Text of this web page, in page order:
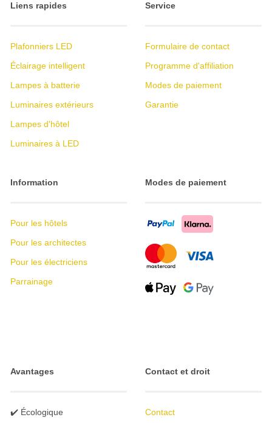
Liens rapides
Plafonniers LED
Éclairage intelligent
Lampes à batterie
Luminaires extérieurs
Lampes d'hôtel
Luminaires à LED
Service
Formulaire de contact
Programme d'affiliation
Modes de paiement
Garantie
Information
Pour les hôtels
Pour les architectes
Pour les électriciens
Parrainage
Modes de paiement
Avantages
✔️ Écologique
Contact et droit
Contact